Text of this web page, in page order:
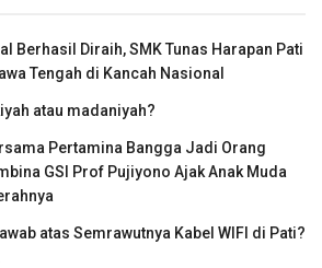
Berhasil Diraih, SMK Tunas Harapan Pati
Tengah di Kancah Nasional
atau madaniyah?
Pertamina Bangga Jadi Orang
GSI Prof Pujiyono Ajak Anak Muda
atas Semrawutnya Kabel WIFI di Pati?